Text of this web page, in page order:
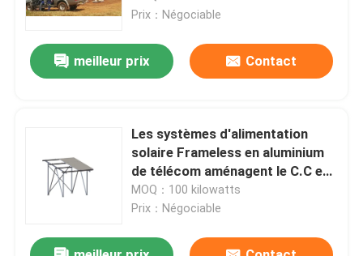
Prix：Négociable
meilleur prix Contact
Les systèmes d'alimentation
solaire Frameless en aluminium
de télécom aménagent le C.C en
parc pour la télécommunication
MOQ：100 kilowatts
Prix：Négociable